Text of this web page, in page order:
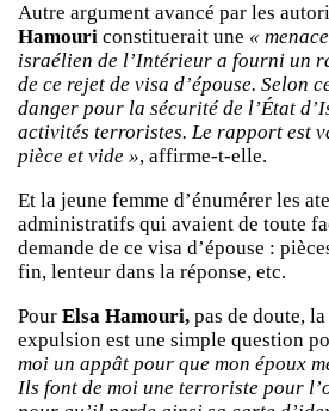
Autre argument avancé par les
Hamouri constituerait une «
israélien de l’Intérieur a fourni un
de ce rejet de visa d’épouse. Selon
danger pour la sécurité de l’État
activités terroristes. Le rapport est
pièce et vide », affirme-t-elle.
Et la jeune femme d’énumérer les
administratifs qui avaient de toute
demande de ce visa d’épouse :
fin, lenteur dans la réponse, etc.
Pour Elsa Hamouri, pas de doute,
expulsion est une simple question
moi un appât pour que mon époux
Ils font de moi une terroriste pour